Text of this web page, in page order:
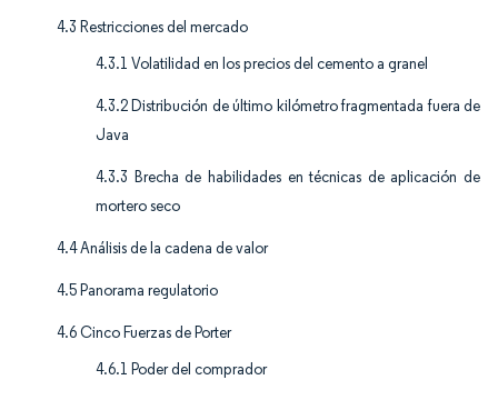
4.3 Restricciones del mercado
4.3.1 Volatilidad en los precios del cemento a granel
4.3.2 Distribución de último kilómetro fragmentada fuera de
Java
4.3.3 Brecha de habilidades en técnicas de aplicación de
mortero seco
4.4 Análisis de la cadena de valor
4.5 Panorama regulatorio
4.6 Cinco Fuerzas de Porter
4.6.1 Poder del comprador